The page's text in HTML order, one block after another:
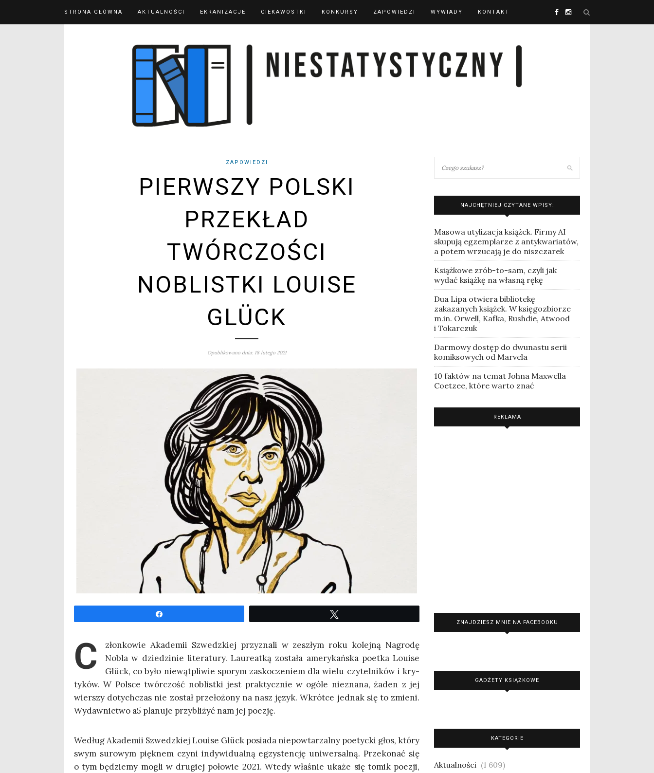
STRONA GŁÓWNA AKTUALNOŚCI EKRANIZACJE CIEKAWOSTKI KONKURSY ZAPOWIEDZI WYWIADY KONTAKT
ZAPOWIEDZI
PIERWSZY POLSKI
PRZEKŁAD
TWÓRCZOŚCI
NOBLISTKI LOUISE
GLÜCK
Opublikowano dnia: 18 lutego 2021
C
złon­ko­wie Aka­de­mii Szwedz­kiej przy­zna­li w zeszłym roku kolej­ną Nagro­dę
Nobla w dzie­dzi­nie lite­ra­tu­ry. Lau­re­at­ką zosta­ła ame­ry­kań­ska poet­ka Louise
Glück, co było nie­wąt­pli­wie spo­rym zasko­cze­niem dla wie­lu czy­tel­ni­ków i kry­
ty­ków. W Pol­sce twór­czość noblist­ki jest prak­tycz­nie w ogó­le nie­zna­na, żaden z jej
wier­szy dotych­czas nie został prze­ło­żo­ny na nasz język. Wkrót­ce jed­nak się to zmie­ni.
Wydaw­nic­two a5 pla­nu­je przy­bli­żyć nam jej poezję.
Według Aka­de­mii Szwedz­kiej Louise Glück posia­da nie­po­wta­rzal­ny poetyc­ki głos, któ­ry
swym suro­wym pięk­nem czy­ni indy­wi­du­al­ną egzy­sten­cję uni­wer­sal­ną. Prze­ko­nać się
o tym będzie­my mogli w dru­giej poło­wie 2021. Wte­dy wła­śnie uka­że się tomik poezji,
NAJCHĘTNIEJ CZYTANE WPISY:
Masowa utylizacja książek. Firmy AI
skupują egzemplarze z antykwariatów,
a potem wrzucają je do niszczarek
Książkowe zrób-to-sam, czyli jak
wydać książkę na własną rękę
Dua Lipa otwiera bibliotekę
zakazanych książek. W księgozbiorze
m.in. Orwell, Kafka, Rushdie, Atwood
i Tokarczuk
Darmowy dostęp do dwunastu serii
komiksowych od Marvela
10 faktów na temat Johna Maxwella
Coetzee, które warto znać
REKLAMA
ZNAJDZIESZ MNIE NA FACEBOOKU
GADŻETY KSIĄŻKOWE
KATEGORIE
Aktualności (1 609)